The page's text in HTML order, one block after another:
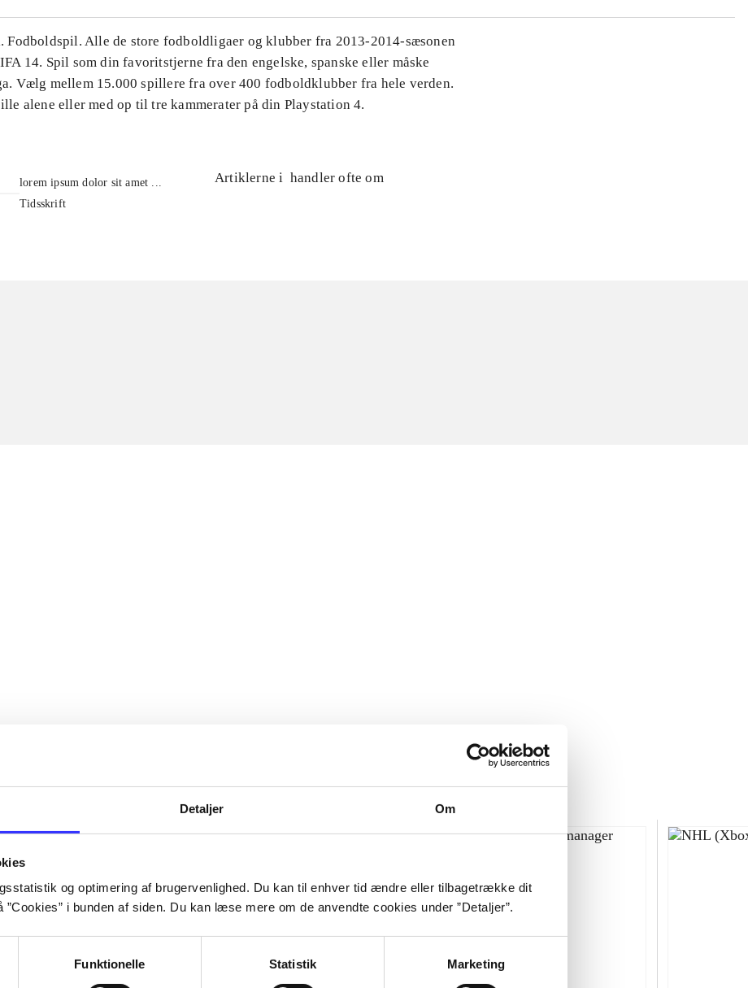
Detaljer Om
og optimering af brugervenlighed. Du kan til enhver tid ændre eller tilbagetrække dit
i bunden af siden. Du kan læse mere om de anvendte cookies under ”Detaljer”.
Funktionelle Statistik Marketing
Fodboldspil. Alle de store fodboldligaer og klubber fra 2013-2014-sæsonen
14. Spil som din favoritstjerne fra den engelske, spanske eller måske
Vælg mellem 15.000 spillere fra over 400 fodboldklubber fra hele verden.
alene eller med op til tre kammerater på din Playstation 4.
lorem ipsum dolor sit amet ...
Tidsskrift
Artiklerne i handler ofte om